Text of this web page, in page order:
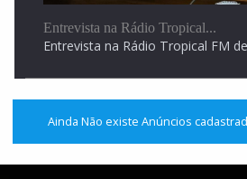
Entrevista na Rádio Tropical...
Entrevista na Rádio Tropical FM
Ainda Não existe Anúncios